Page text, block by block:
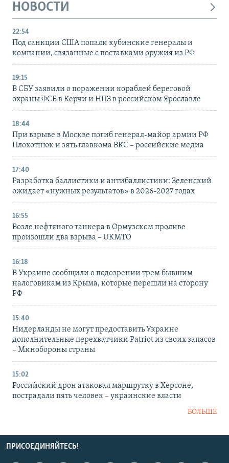
НОВОСТИ
22:54
Под санкции США попали кубинские генералы и
компании, связанные с поставками оружия из РФ
19:15
В СБУ заявили о поражении кораблей береговой
охраны ФСБ в Керчи и НПЗ в российском Ярославле
18:44
При взрыве в Москве погиб генерал-майор армии РФ
Плохотнюк и зять главкома ВКС – российские медиа
17:40
Разработка баллистики и антибаллистики: Зеленский
ожидает «нужных результатов» в 2026-2027 годах
16:55
Возле нефтяного танкера в Ормузском проливе
произошли два взрыва – UKMTO
16:18
В Украине сообщили о подозрении трем бывшим
налоговикам из Крыма, которые перешли на сторону
РФ
15:40
Нидерланды не могут предоставить Украине
дополнительные перехватчики Patriot из своих запасов
– Минобороны страны
15:02
Российский дрон атаковал маршрутку в Херсоне,
пострадали пять человек – украинские власти
БОЛЬШЕ
ПРИСОЕДИНЯЙТЕСЬ!